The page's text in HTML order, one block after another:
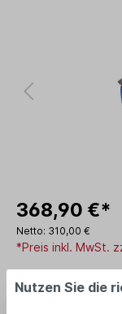
368,90 €*
Netto: 310,00 €
*Preis inkl. MwSt.
Nutzen Sie die